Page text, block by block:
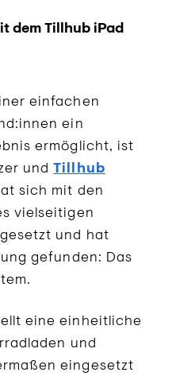
dem Tillhub iPad
einfachen
ein
ermöglicht, ist
undTillhub
sich mit den
vielseitigen
und hat
gefunden: Das
eine einheitliche
und
eingesetzt